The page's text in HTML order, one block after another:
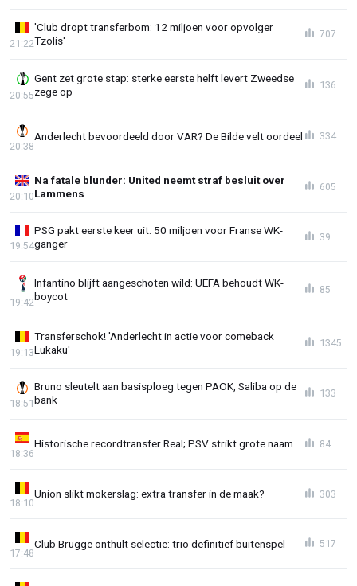
'Club dropt transferbom: 12 miljoen voor opvolger
Tzolis'
21:22
707
Gent zet grote stap: sterke eerste helft levert Zweedse
zege op
20:55
136
Anderlecht bevoordeeld door VAR? De Bilde velt oordeel
20:38
334
Na fatale blunder: United neemt straf besluit over
Lammens
20:10
605
PSG pakt eerste keer uit: 50 miljoen voor Franse WK-
ganger
19:54
39
Infantino blijft aangeschoten wild: UEFA behoudt WK-
boycot
19:42
85
Transferschok! 'Anderlecht in actie voor comeback
Lukaku'
19:13
1345
Bruno sleutelt aan basisploeg tegen PAOK, Saliba op de
bank
18:51
133
Historische recordtransfer Real; PSV strikt grote naam
18:36
84
Union slikt mokerslag: extra transfer in de maak?
18:10
303
Club Brugge onthult selectie: trio definitief buitenspel
17:48
517